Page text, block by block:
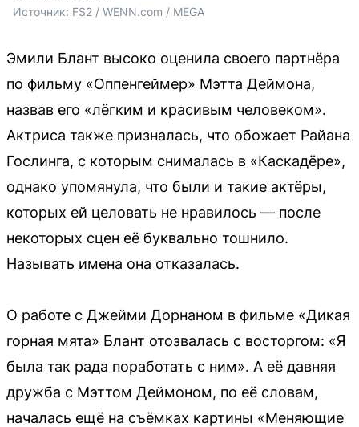
Источник: FS2 / WENN.com / MEGA
Эмили Блант высоко оценила своего партнёра
по фильму «Оппенгеймер» Мэтта Деймона,
назвав его «лёгким и красивым человеком».
Актриса также призналась, что обожает Райана
Гослинга, с которым снималась в «Каскадёре»,
однако упомянула, что были и такие актёры,
которых ей целовать не нравилось — после
некоторых сцен её буквально тошнило.
Называть имена она отказалась.
О работе с Джейми Дорнаном в фильме «Дикая
горная мята» Блант отозвалась с восторгом: «Я
была так рада поработать с ним». А её давняя
дружба с Мэттом Деймоном, по её словам,
началась ещё на съёмках картины «Меняющие